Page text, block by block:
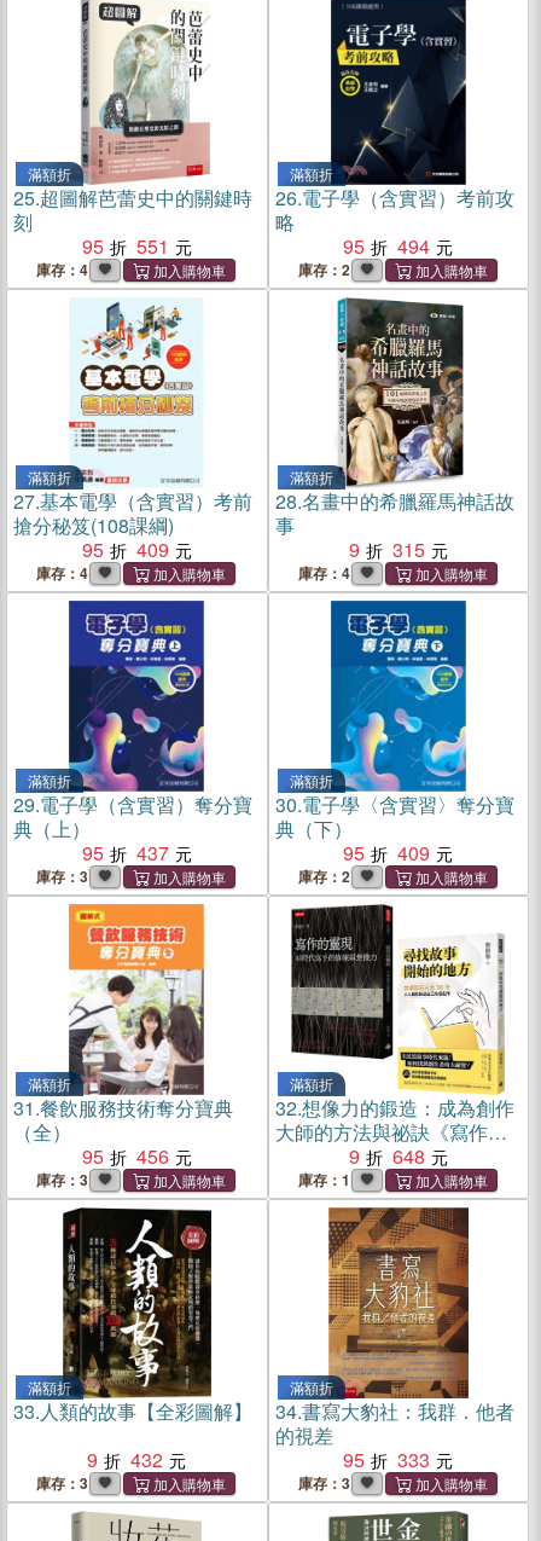
滿額折
25.超圖解芭蕾史中的關鍵時
刻
95
551
庫存：4
滿額折
26.電子學（含實習）考前攻
略
95
494
庫存：2
滿額折
27.基本電學（含實習）考前
搶分秘笈(108課綱)
95
409
庫存：4
滿額折
28.名畫中的希臘羅馬神話故
事
9
315
庫存：4
滿額折
29.電子學（含實習）奪分寶
典（上）
95
437
庫存：3
滿額折
30.電子學〈含實習〉奪分寶
典（下）
95
409
庫存：2
滿額折
31.餐飲服務技術奪分寶典
（全）
95
456
庫存：3
滿額折
32.想像力的鍛造：成為創作
大師的方法與祕訣《寫作的
靈現》+《尋找故事開始的地
方【作者親簽版】》
9 648
庫存：1
滿額折
33.人類的故事【全彩圖解】
9
432
庫存：3
滿額折
34.書寫大豹社：我群．他者
的視差
95
333
庫存：3